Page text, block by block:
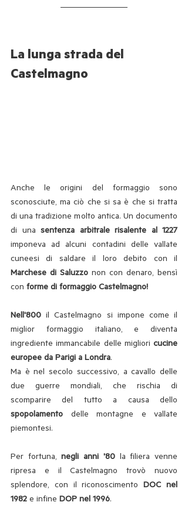
La lunga strada del
Castelmagno
Anche le origini del formaggio sono
sconosciute, ma ciò che si sa è che si tratta
di una tradizione molto antica. Un documento
di una sentenza arbitrale risalente al 1227
imponeva ad alcuni contadini delle vallate
Marchese di Saluzzo non con denaro, bensì
con forme di formaggio Castelmagno!
Nell'800 il Castelmagno si impone come il
miglior formaggio italiano, e diventa
ingrediente immancabile delle migliori cucine
europee da Parigi a Londra.
Ma è nel secolo successivo, a cavallo delle
due guerre mondiali, che rischia di
spopolamento delle montagne e vallate
piemontesi.
Per fortuna, negli anni '80 la filiera venne
ripresa e il Castelmagno trovò nuovo
splendore, con il riconoscimento DOC nel
1982 e infine DOP nel 1996.